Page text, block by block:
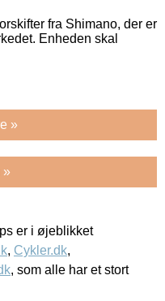
fra Shimano, der er
Enheden skal
»
»
er i øjeblikket
, Cykler.dk,
, som alle har et stort